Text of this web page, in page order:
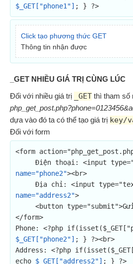
$_GET["phone1"] ; } ?>
Click tạo phương thức GET
Thông tin nhận được
_GET NHIỀU GIÁ TRỊ CÙNG LÚC
Đối với nhiều giá trị
_GET thì tham số
dựa vào đó ta có thể tạo giá trị key/
Đối với form
<form
name="phone2"><br>
name="address2">
</form>
$_GET["phone2"] ; } ?><br>
Address: <?php
echo $_GET["address2"] ; } ?>